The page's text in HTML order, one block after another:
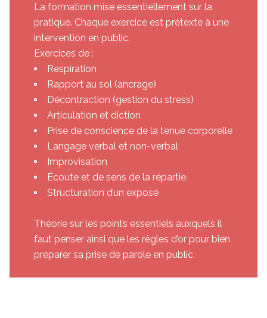
La formation mise essentiellement sur la
pratique. Chaque exercice est prétexte à une
intervention en public.
Exercices de :
Respiration
Rapport au sol (ancrage)
Décontraction (gestion du stress)
Articulation et diction
Prise de conscience de la tenue corporelle
Langage verbal et non-verbal
Improvisation
Écoute et de sens de la répartie
Structuration d’un exposé
Théorie sur les points essentiels auxquels il
faut penser ainsi que les règles d’or pour bien
préparer sa prise de parole en public.